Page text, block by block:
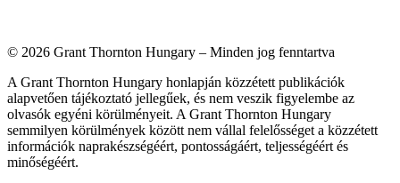
© 2026 Grant Thornton Hungary – Minden jog fenntartva
A Grant Thornton Hungary honlapján közzétett publikációk
alapvetően tájékoztató jellegűek, és nem veszik figyelembe az
olvasók egyéni körülményeit. A Grant Thornton Hungary
semmilyen körülmények között nem vállal felelősséget a közzétett
információk naprakészségéért, pontosságáért, teljességéért és
minőségéért.